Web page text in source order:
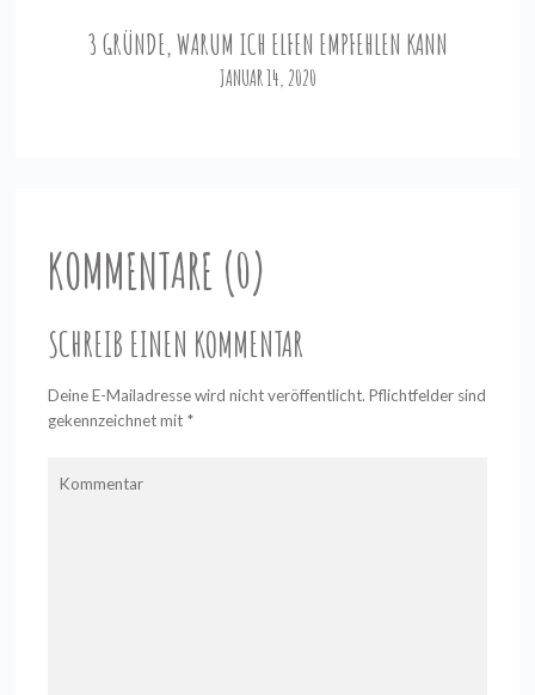
3 GRÜNDE, WARUM ICH ELFEN EMPFEHLEN KANN
JANUAR 14, 2020
KOMMENTARE (0)
SCHREIB EINEN KOMMENTAR
Deine E-Mailadresse wird nicht veröffentlicht. Pflichtfelder sind
gekennzeichnet mit *